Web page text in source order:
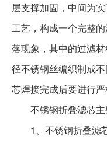
层支撑加固，中间为
工艺，构成一个完整
落现象，其中的过滤
径不锈钢丝编织制成不
芯焊接完成后要进行严
不锈钢折叠滤芯
1 、 不锈钢折叠滤